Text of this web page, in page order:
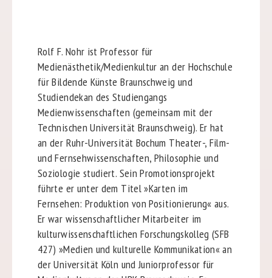
Rolf F. Nohr ist Professor für
Medienästhetik/Medienkultur an der Hochschule
für Bildende Künste Braunschweig und
Studiendekan des Studiengangs
Medienwissenschaften (gemeinsam mit der
Technischen Universität Braunschweig). Er hat
an der Ruhr-Universität Bochum Theater-, Film-
und Fernsehwissenschaften, Philosophie und
Soziologie studiert. Sein Promotionsprojekt
führte er unter dem Titel »Karten im
Fernsehen: Produktion von Positionierung« aus.
Er war wissenschaftlicher Mitarbeiter im
kulturwissenschaftlichen Forschungskolleg (SFB
427) »Medien und kulturelle Kommunikation« an
der Universität Köln und Juniorprofessor für